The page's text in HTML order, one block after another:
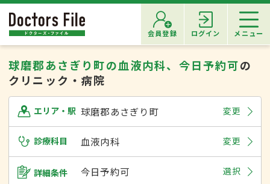
会員登録 ログイン メニュー
球磨郡あさぎり町の血液内科、今日予約可の
クリニック・病院
エリア・駅 球磨郡あさぎり町 変更
診療科目 血液内科 変更
詳細条件 今日予約可 選択